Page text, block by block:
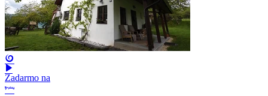
Zadarmo na